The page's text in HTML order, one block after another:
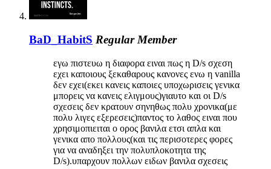
BaD_HabitS Regular Member
εγω πιστευω η διαφορα ειναι πως η D/s σχεση
εχει καποιους ξεκαθαρους κανονες ενω η vanilla
δεν εχει(εκει κανεις καποιες υποχωρισεις γενικα
μπορεις να κανεις ελιγμους)γιαυτο και οι D/s
σχεσεις δεν κρατουν σηνηθως πολυ χρονικα(με
πολυ λιγες εξερεσεις)παντος το λαθος ειναι που
χρησιμοπιειται ο ορος βανιλα ετσι απλα και
γενικα απο πολλους(και τις περισοτερες φορες
για να αναδηξει την πολυπλοκοτητα της
D/s).υπαρχουν πολλων ειδων βανιλα σχεσεις